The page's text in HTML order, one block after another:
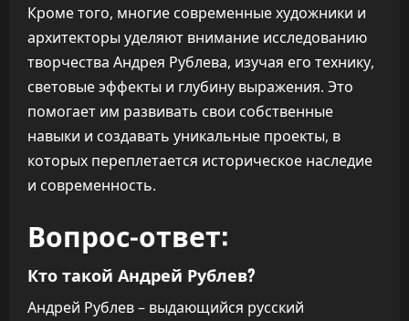
Кроме того, многие современные художники и
архитекторы уделяют внимание исследованию
творчества Андрея Рублева, изучая его технику,
световые эффекты и глубину выражения. Это
помогает им развивать свои собственные
навыки и создавать уникальные проекты, в
которых переплетается историческое наследие
и современность.
Вопрос-ответ:
Кто такой Андрей Рублев?
Андрей Рублев – выдающийся русский